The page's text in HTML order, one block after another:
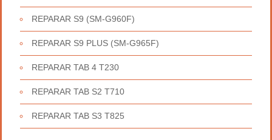
REPARAR S9 (SM-G960F)
REPARAR S9 PLUS (SM-G965F)
REPARAR TAB 4 T230
REPARAR TAB S2 T710
REPARAR TAB S3 T825